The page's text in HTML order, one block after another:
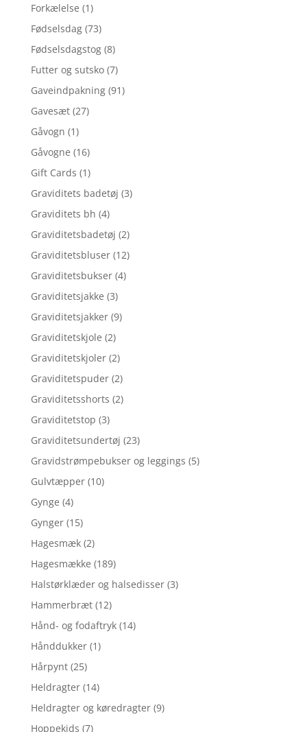
Forkælelse (1)
Fødselsdag (73)
Fødselsdagstog (8)
Futter og sutsko (7)
Gaveindpakning (91)
Gavesæt (27)
Gåvogn (1)
Gåvogne (16)
Gift Cards (1)
Graviditets badetøj (3)
Graviditets bh (4)
Graviditetsbadetøj (2)
Graviditetsbluser (12)
Graviditetsbukser (4)
Graviditetsjakke (3)
Graviditetsjakker (9)
Graviditetskjole (2)
Graviditetskjoler (2)
Graviditetspuder (2)
Graviditetsshorts (2)
Graviditetstop (3)
Graviditetsundertøj (23)
Gravidstrømpebukser og leggings (5)
Gulvtæpper (10)
Gynge (4)
Gynger (15)
Hagesmæk (2)
Hagesmække (189)
Halstørklæder og halsedisser (3)
Hammerbræt (12)
Hånd- og fodaftryk (14)
Hånddukker (1)
Hårpynt (25)
Heldragter (14)
Heldragter og køredragter (9)
Hoppekids (7)